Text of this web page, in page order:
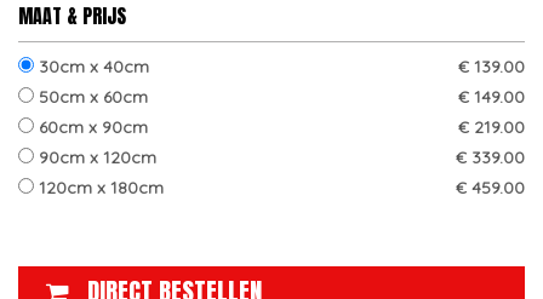
MAAT & PRIJS
30cm x 40cm
€ 139.00
50cm x 60cm
€ 149.00
60cm x 90cm
€ 219.00
90cm x 120cm
€ 339.00
120cm x 180cm
€ 459.00
DIRECT BESTELLEN